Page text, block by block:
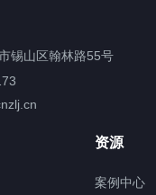
控温系统
温系统
锡山区翰林路55号
资源
案例中心